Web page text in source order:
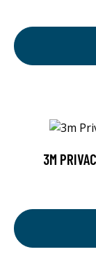
3M